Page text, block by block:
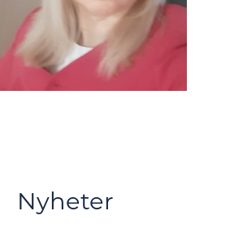
Nyheter